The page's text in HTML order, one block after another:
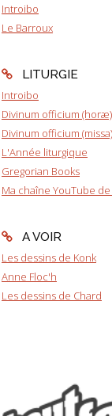
Introibo
Le Barroux
LITURGIE
Introibo
Divinum officium (horæ)
Divinum officium (missa)
L'Année liturgique
Gregorian Books
Ma chaîne YouTube
A VOIR
Les dessins de Konk
Anne Floc'h
Les dessins de Chard